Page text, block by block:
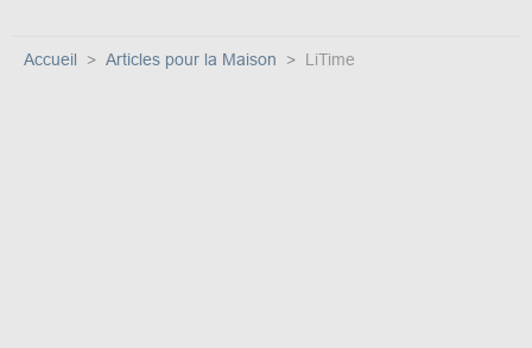
Accueil Articles pour la Maison LiTime